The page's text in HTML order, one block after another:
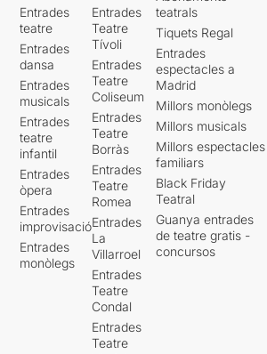
Entrades
teatre
Entrades
dansa
Entrades
musicals
Entrades
teatre
infantil
Entrades
òpera
Entrades
improvisació
Entrades
monòlegs
Entrades
Teatre
Tívoli
Entrades
Teatre
Coliseum
Entrades
Teatre
Borràs
Entrades
Teatre
Romea
Entrades
La
Villarroel
Entrades
Teatre
Condal
Entrades
Teatre
teatrals
Tiquets Regal
Entrades
espectacles a
Madrid
Millors monòlegs
Millors musicals
Millors espectacles
familiars
Black Friday
Teatral
Guanya entrades
de teatre gratis -
concursos